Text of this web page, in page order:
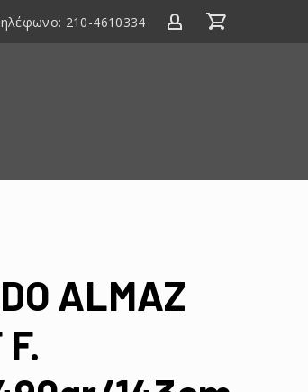
210-4610334
ALMAZ